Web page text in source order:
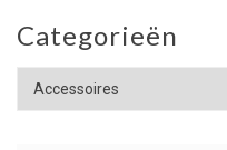
Categorieën